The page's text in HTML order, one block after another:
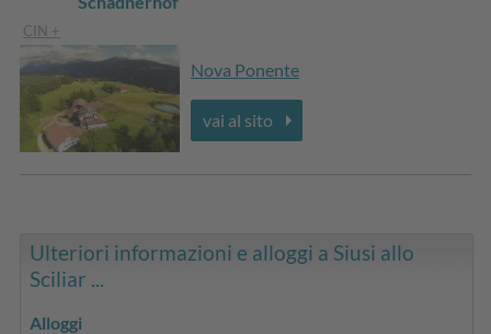
CIN +
Nova Ponente
vai al sito
Ulteriori informazioni e alloggi a Siusi allo
Sciliar ...
Alloggi